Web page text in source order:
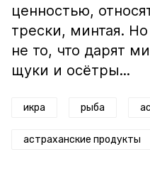
ценностью,
трески, минтая.
не то, что дарят
щуки и осётры...
икра рыба
астраханские продукты